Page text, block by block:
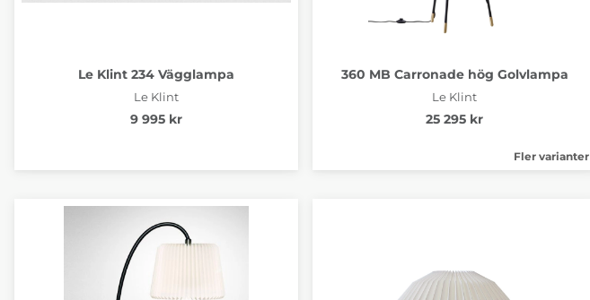
Le Klint 234 Vägglampa
Le Klint
9 995 kr
360 MB Carronade hög Golvlampa
Le Klint
25 295 kr
Fler varianter